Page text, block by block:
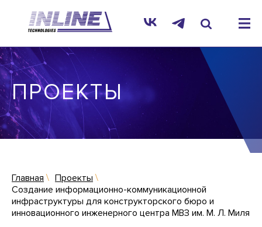
ПРОЕКТЫ
Главная
Проекты
Создание информационно-коммуникационной
инфраструктуры для конструкторского бюро и
инновационного инженерного центра МВЗ им. М. Л. Миля